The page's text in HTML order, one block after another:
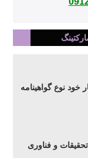
خود نوع گواهینامه
و فناوری